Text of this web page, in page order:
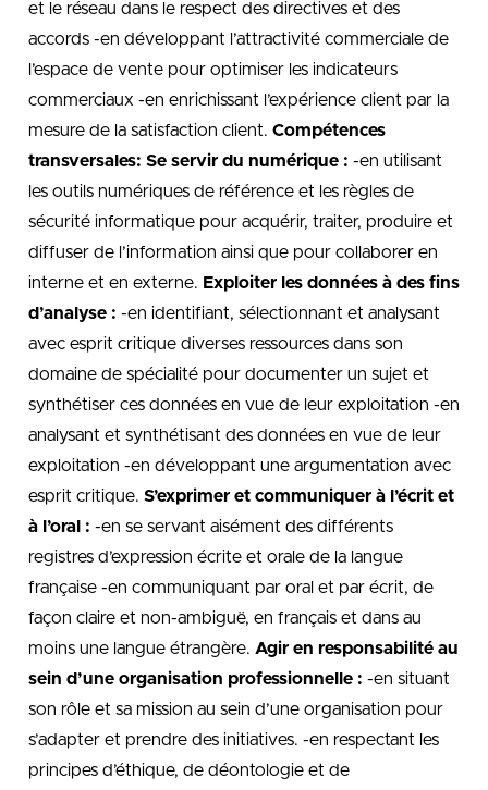
et le réseau dans le respect des directives et des
accords -en développant l’attractivité commerciale de
l’espace de vente pour optimiser les indicateurs
commerciaux -en enrichissant l’expérience client par la
mesure de la satisfaction client. Compétences
transversales: Se servir du numérique : -en utilisant
les outils numériques de référence et les règles de
sécurité informatique pour acquérir, traiter, produire et
diffuser de l’information ainsi que pour collaborer en
interne et en externe. Exploiter les données à des fins
d’analyse : -en identifiant, sélectionnant et analysant
avec esprit critique diverses ressources dans son
domaine de spécialité pour documenter un sujet et
synthétiser ces données en vue de leur exploitation -en
analysant et synthétisant des données en vue de leur
exploitation -en développant une argumentation avec
esprit critique. S’exprimer et communiquer à l’écrit et
à l’oral : -en se servant aisément des différents
registres d’expression écrite et orale de la langue
française -en communiquant par oral et par écrit, de
façon claire et non-ambiguë, en français et dans au
moins une langue étrangère. Agir en responsabilité au
sein d’une organisation professionnelle : -en situant
son rôle et sa mission au sein d’une organisation pour
s’adapter et prendre des initiatives. -en respectant les
principes d’éthique, de déontologie et de